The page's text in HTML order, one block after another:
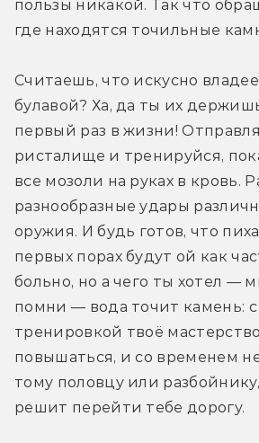
пользы никакой. Так что
где находятся точильные
Считаешь, что искусно
булавой? Ха, да ты их
первый раз в жизни!
ристалище и тренируйся,
все мозоли на руках в кровь.
разнообразные удары
оружия. И будь готов, что
первых порах будут ой как
больно, но а чего ты хотел —
помни — вода точит камень:
тренировкой твоё
повышаться, и со временем
тому половцу или
решит перейти тебе дорогу.